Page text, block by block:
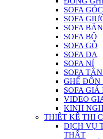
SOFA GÓC
SOFA
SOFA
SOFA BỘ
SOFA GỖ
SOFA DA
SOFA NỈ
SOFA
GHẾ ĐÔN
SOFA GIÁ
VIDEO
KINH
THIẾT KẾ THI
DỊCH VỤ
THẤT